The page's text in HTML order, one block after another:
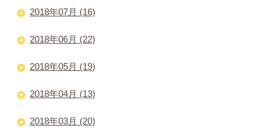
2018年07月 (16)
2018年06月 (22)
2018年05月 (19)
2018年04月 (13)
2018年03月 (20)